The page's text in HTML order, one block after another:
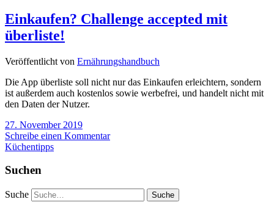
Einkaufen? Challenge accepted mit
überliste!
Veröffentlicht von Ernährungshandbuch
Die App überliste soll nicht nur das Einkaufen erleichtern, sondern
ist außerdem auch kostenlos sowie werbefrei, und handelt nicht mit
den Daten der Nutzer.
27. November 2019
Schreibe einen Kommentar
Küchentipps
Suchen
Suche